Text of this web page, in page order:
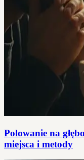
Polowanie na
miejsca i metody